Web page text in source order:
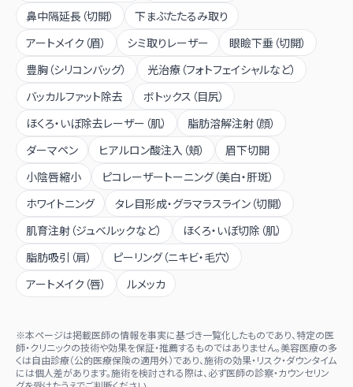
鼻中隔延長（切開）
下まぶたたるみ取り
アートメイク（眉）
シミ取りレーザー
眼瞼下垂（切開）
豊胸（シリコンバッグ）
光治療（フォトフェイシャルなど）
バッカルファット除去
ボトックス（目尻）
ほくろ・いぼ除去レーザー（肌）
脂肪溶解注射（顔）
ダーマペン
ヒアルロン酸注入（頬）
眉下切開
小陰唇縮小
ピコレーザートーニング（美白・肝斑）
ホワイトニング
タレ目形成・グラマラスライン（切開）
肌育注射（ジュベルックなど）
ほくろ・いぼ切除（肌）
脂肪吸引（肩）
ピーリング（ニキビ・毛穴）
アートメイク（唇）
ルメッカ
※本ページは掲載医師の情報を事実に基づき一覧化したものであり、特定の医
師・クリニックの技術や効果を保証・推薦するものではありません。美容医療の多
くは自由診療（公的医療保険の適用外）であり、施術の効果・リスク・ダウンタイム
には個人差があります。施術を検討される際は、必ず医師の診察・カウンセリン